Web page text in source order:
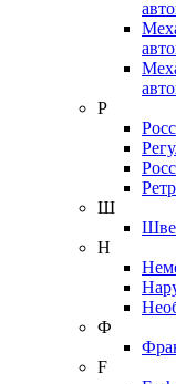
Р
Ш
Н
Ф
F